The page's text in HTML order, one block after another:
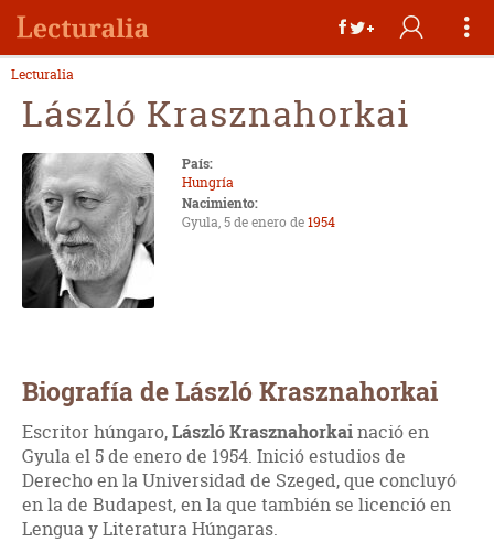
Lecturalia
László Krasznahorkai
País:
Hungría
Nacimiento:
Gyula, 5 de enero de1954
Biografía de László Krasznahorkai
Escritor húngaro,László Krasznahorkainació en
Gyula el 5 de enero de 1954. Inició estudios de
Derecho en la Universidad de Szeged, que concluyó
en la de Budapest, en la que también se licenció en
Lengua y Literatura Húngaras.